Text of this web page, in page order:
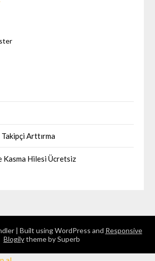
Arttırma
Kasma Hilesi Ücretsiz
| Built using WordPress and Responsive
Blogilytheme by Superb